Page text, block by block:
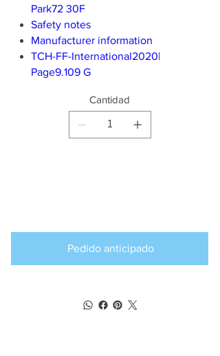
Park72 30F
Safety notes
Manufacturer information
TCH-FF-International2020|
Page9.109 G
Cantidad
Pedido anticipado